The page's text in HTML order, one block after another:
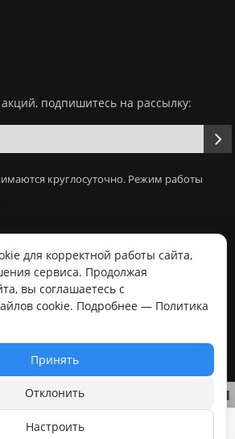
В корзину
подпишитесь на рассылку:
круглосуточно. Режим работы
ул. Володько 18, с 10:00 - 14:00 в
с менеджером
для корректной работы сайта,
сервиса. Продолжая
вы соглашаетесь с
cookie. Подробнее — Политика
Принять
Отклонить
Настроить